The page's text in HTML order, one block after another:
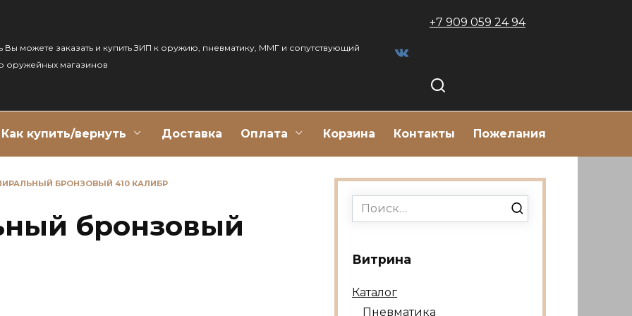
Вы можете заказать и купить ЗИП к оружию, пневматику, ММГ и сопутствующий
оружейных магазинов
+7 909 059 24 94
Как купить/вернуть Доставка Оплата Корзина Контакты Пожелания
БРОНЗОВЫЙ 410 КАЛИБР
бронзовый
Search
for:
Витрина
Каталог
Пневматика